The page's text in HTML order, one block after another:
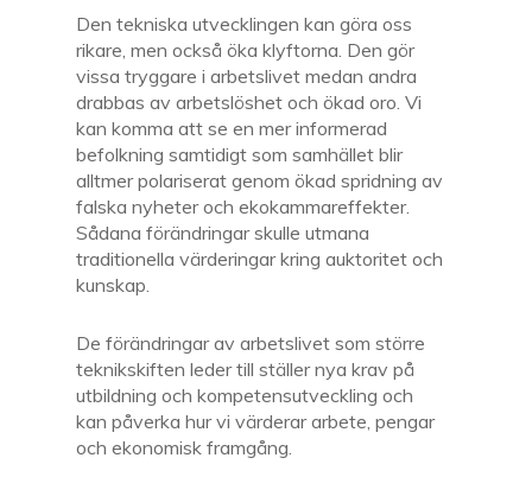
Den tekniska utvecklingen kan göra oss
rikare, men också öka klyftorna. Den gör
vissa tryggare i arbetslivet medan andra
drabbas av arbetslöshet och ökad oro. Vi
kan komma att se en mer informerad
befolkning samtidigt som samhället blir
alltmer polariserat genom ökad spridning av
falska nyheter och ekokammareffekter.
Sådana förändringar skulle utmana
traditionella värderingar kring auktoritet och
kunskap.
De förändringar av arbetslivet som större
teknikskiften leder till ställer nya krav på
utbildning och kompetensutveckling och
kan påverka hur vi värderar arbete, pengar
och ekonomisk framgång.